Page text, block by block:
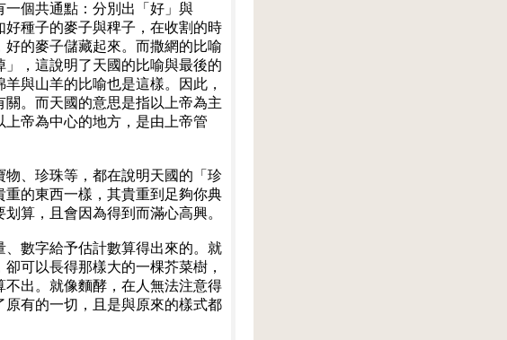
個共通點：分別出「好」與
好種子的麥子與稗子，在收割的時
的麥子儲藏起來。而撒網的比喻
，這說明了天國的比喻與最後的
與山羊的比喻也是這樣。因此，
。而天國的意思是指以上帝為主
帝為中心的地方，是由上帝管
、珍珠等，都在說明天國的「珍
的東西一樣，其貴重到足夠你典
算，且會因為得到而滿心高興。
數字給予估計數算得出來的。就
可以長得那樣大的一棵芥菜樹，
出。就像麵酵，在人無法注意得
有的一切，且是與原來的樣式都